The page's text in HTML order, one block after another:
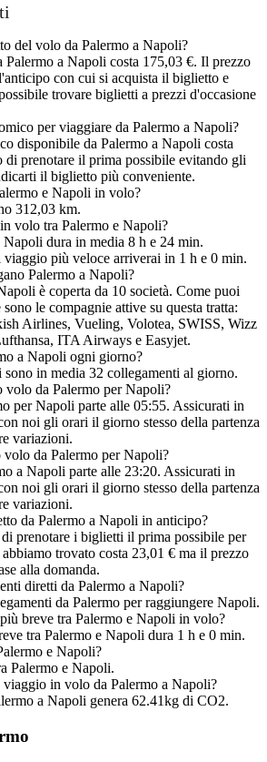
del volo da Palermo a Napoli?
a Napoli costa 175,03 €. Il prezzo
con cui si acquista il biglietto e
trovare biglietti a prezzi d'occasione
per viaggiare da Palermo a Napoli?
disponibile da Palermo a Napoli costa
di prenotare il prima possibile evitando gli
il biglietto più conveniente.
e Napoli in volo?
312,03 km.
volo tra Palermo e Napoli?
dura in media 8 h e 24 min.
più veloce arriverai in 1 h e 0 min.
Palermo a Napoli?
è coperta da 10 società. Come puoi
le compagnie attive su questa tratta:
Airlines, Vueling, Volotea, SWISS, Wizz
ITA Airways e Easyjet.
a Napoli ogni giorno?
in media 32 collegamenti al giorno.
volo da Palermo per Napoli?
per Napoli parte alle 05:55. Assicurati in
noi gli orari il giorno stesso della partenza
variazioni.
da Palermo per Napoli?
a Napoli parte alle 23:20. Assicurati in
noi gli orari il giorno stesso della partenza
variazioni.
da Palermo a Napoli in anticipo?
prenotare i biglietti il prima possibile per
trovato costa 23,01 € ma il prezzo
alla domanda.
diretti da Palermo a Napoli?
da Palermo per raggiungere Napoli.
breve tra Palermo e Napoli in volo?
tra Palermo e Napoli dura 1 h e 0 min.
e Napoli?
Palermo e Napoli.
viaggio in volo da Palermo a Napoli?
a Napoli genera 62.41kg di CO2.